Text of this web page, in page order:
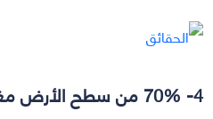
4- 70% من سطح الأرض مغطى بالماء: